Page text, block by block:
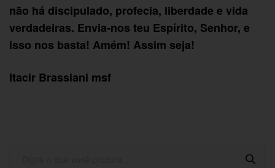
não há discipulado, profecia, liberdade e vida
verdadeiras. Envia-nos teu Espírito, Senhor, e
isso nos basta! Amém! Assim seja!
Itacir Brassiani msf